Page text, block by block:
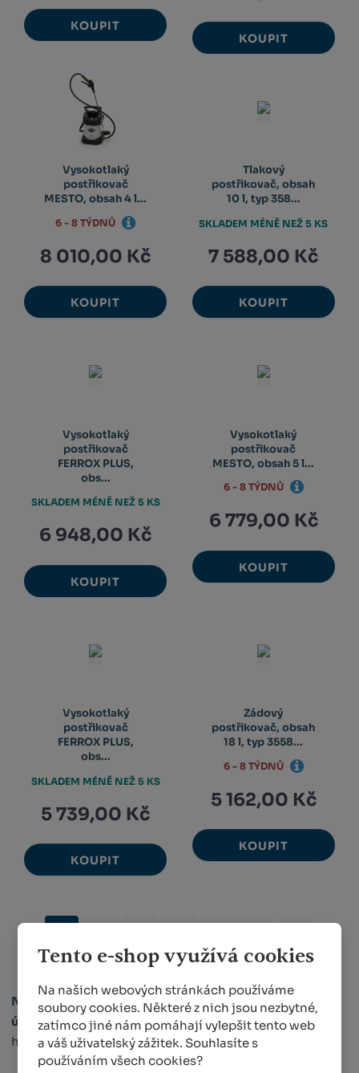
Tento e-shop využívá cookies
Na našich webových stránkách používáme
soubory cookies. Některé z nich jsou nezbytné,
zatímco jiné nám pomáhají vylepšit tento web
a váš uživatelský zážitek. Souhlasíte s
používáním všech cookies?
KOUPIT
KOUPIT
Vysokotlaký
postřikovač
MESTO, obsah 4 l...
8 010,00 Kč
KOUPIT
6 - 8 TÝDNŮ
Tlakový
postřikovač, obsah
10 l, typ 358...
7 588,00 Kč
KOUPIT
SKLADEM MÉNĚ NEŽ 5 KS
Vysokotlaký
postřikovač
FERROX PLUS,
obs...
6 948,00 Kč
KOUPIT
SKLADEM MÉNĚ NEŽ 5 KS
Vysokotlaký
postřikovač
MESTO, obsah 5 l...
6 779,00 Kč
KOUPIT
6 - 8 TÝDNŮ
Vysokotlaký
postřikovač
FERROX PLUS,
obs...
5 739,00 Kč
KOUPIT
SKLADEM MÉNĚ NEŽ 5 KS
Zádový
postřikovač, obsah
18 l, typ 3558...
5 162,00 Kč
KOUPIT
6 - 8 TÝDNŮ
Náš tip ! Hledáte
praktické hnojivo s dlouhotrvajícím
účinkem? Přečtěte si náš článeko tabletovaných
hnojivech, ve kterém se dozvíte více.